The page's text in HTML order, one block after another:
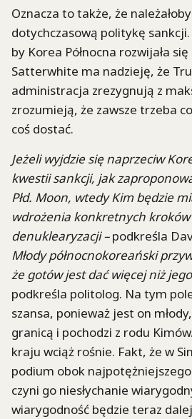
Oznacza to także, że
dotychczasową politykę
by Korea Północna rozwijała
Satterwhite ma nadzieję, że
administracja zrezygnują z
zrozumieją, że zawsze trzeba
coś dostać.
Jeżeli wyjdzie się naprzeciw
kwestii sankcji, jak
Płd. Moon, wtedy Kim będzie
wdrożenia konkretnych
denuklearyzacji –podkreśla
Młody północnokoreański
że gotów jest dać więcej niż
podkreśla politolog. Na tym
szansa, ponieważ jest on
granicą i pochodzi z rodu
kraju wciąż rośnie. Fakt, że w
podium obok
czyni go niesłychanie
wiarygodność będzie teraz